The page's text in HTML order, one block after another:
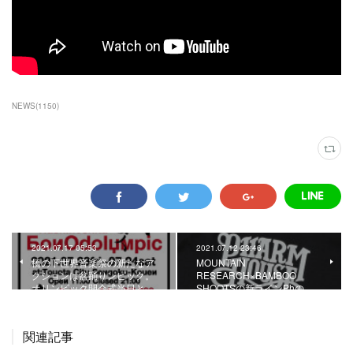
NEWS(1150)
2021.07.17 05:53
橋の下世界音楽祭の新たなア
クションは盆踊りンピック。
オリンピック開会式当日と…
2021.07.12 23:46
MOUNTAIN
RESEARCH×BAMBOO
SHOOTSの新ラインPhの…
関連記事